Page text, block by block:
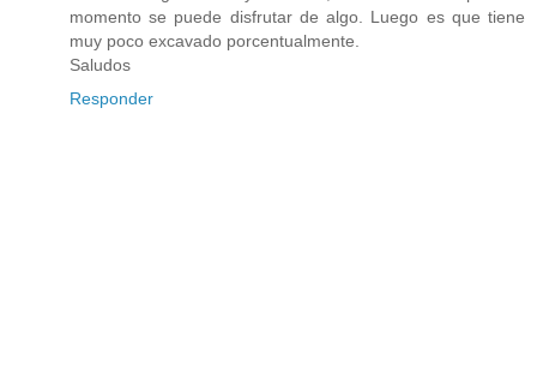
momento se puede disfrutar de algo. Luego es que tiene
muy poco excavado porcentualmente.
Saludos
Responder